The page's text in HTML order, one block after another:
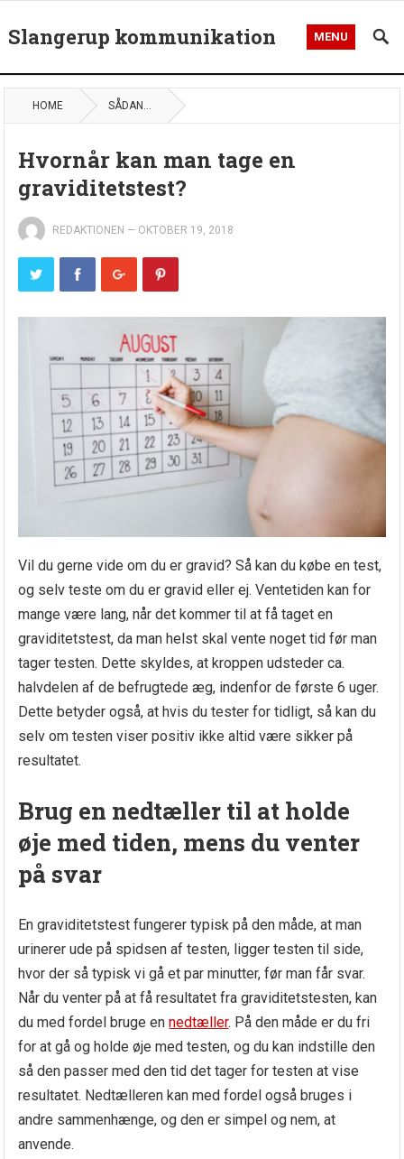
Slangerup kommunikation MENU
HOME SÅDAN...
Hvornår kan man tage en
graviditetstest?
REDAKTIONEN — OKTOBER 19, 2018
Vil du gerne vide om du er gravid? Så kan du købe en test,
og selv teste om du er gravid eller ej. Ventetiden kan for
mange være lang, når det kommer til at få taget en
graviditetstest, da man helst skal vente noget tid før man
tager testen. Dette skyldes, at kroppen udsteder ca.
halvdelen af de befrugtede æg, indenfor de første 6 uger.
Dette betyder også, at hvis du tester for tidligt, så kan du
selv om testen viser positiv ikke altid være sikker på
resultatet.
Brug en nedtæller til at holde
øje med tiden, mens du venter
på svar
En graviditetstest fungerer typisk på den måde, at man
urinerer ude på spidsen af testen, ligger testen til side,
hvor der så typisk vi gå et par minutter, før man får svar.
Når du venter på at få resultatet fra graviditetstesten, kan
du med fordel bruge ennedtæller. På den måde er du fri
for at gå og holde øje med testen, og du kan indstille den
så den passer med den tid det tager for testen at vise
resultatet. Nedtælleren kan med fordel også bruges i
andre sammenhænge, og den er simpel og nem, at
anvende.